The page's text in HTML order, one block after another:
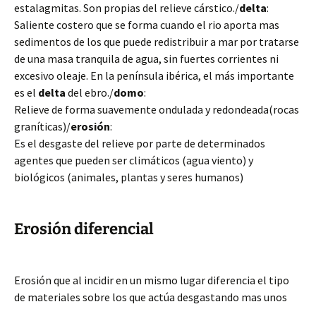
estalagmitas. Son propias del relieve cárstico./delta:
Saliente costero que se forma cuando el rio aporta mas
sedimentos de los que puede redistribuir a mar por tratarse
de una masa tranquila de agua, sin fuertes corrientes ni
excesivo oleaje. En la península ibérica, el más importante
es el delta del ebro./domo:
Relieve de forma suavemente ondulada y redondeada(rocas
graníticas)/erosión:
Es el desgaste del relieve por parte de determinados
agentes que pueden ser climáticos (agua viento) y
biológicos (animales, plantas y seres humanos)
Erosión diferencial
Erosión que al incidir en un mismo lugar diferencia el tipo
de materiales sobre los que actúa desgastando mas unos